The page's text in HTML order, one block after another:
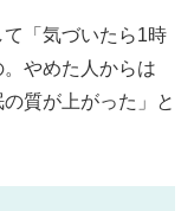
「気づいたら1時
やめた人からは
質が上がった」と